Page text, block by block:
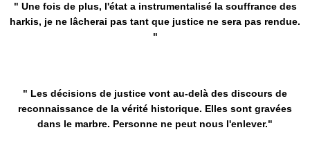
" Une fois de plus, l'état a instrumentalisé la souffrance des
harkis, je ne lâcherai pas tant que justice ne sera pas rendue.
"
" Les décisions de justice vont au-delà des discours de
reconnaissance de la vérité historique. Elles sont gravées
dans le marbre. Personne ne peut nous l'enlever."